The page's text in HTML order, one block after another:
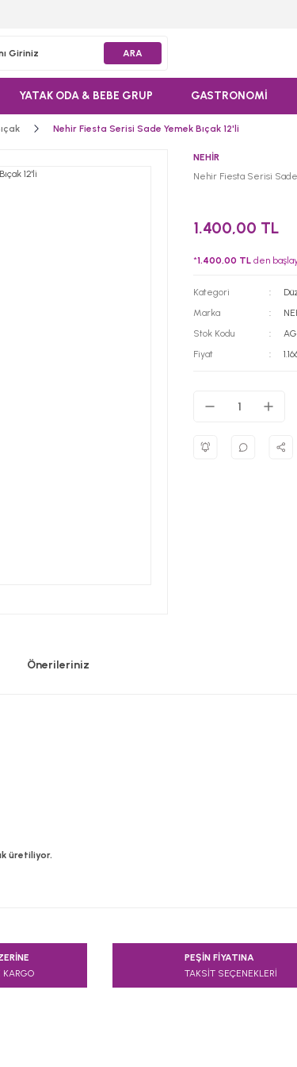
ARA
YATAK ODA & BEBE GRUP GASTRONOMİ
Nehir Fiesta Serisi Sade Yemek Bıçak 12'li
NEHİR
Nehir Fiesta Serisi Sade
1.400,00 TL
*1.400,00 TL den
Kategori
Marka
Stok Kodu
Fiyat
Önerileriniz
üretiliyor.
gördüğünüz noktaları öneri formunu kullanarak
PEŞİN FİYATINA
TAKSİT SEÇENEKLERİ